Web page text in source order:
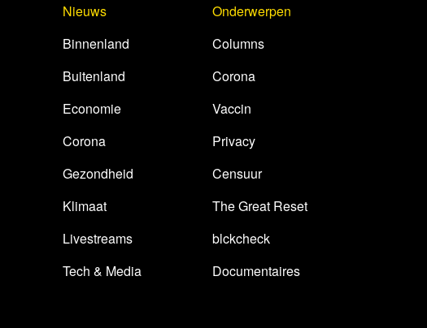
Nieuws
Binnenland
Buitenland
Economie
Corona
Gezondheid
Klimaat
Livestreams
Tech & Media
Onderwerpen
Columns
Corona
Vaccin
Privacy
Censuur
The Great Reset
blckcheck
Documentaires